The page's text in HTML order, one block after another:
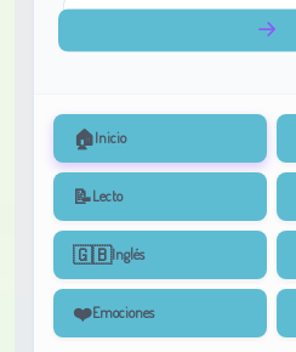
🏠Inicio
📝Lecto
🇬🇧Inglés
❤️Emociones